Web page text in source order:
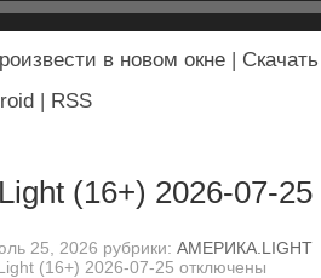
в новом окне
Скачать
RSS
(16+) 2026-07-25
25, 2026 рубрики: АМЕРИКА.LIGHT
(16+) 2026-07-25 отключены